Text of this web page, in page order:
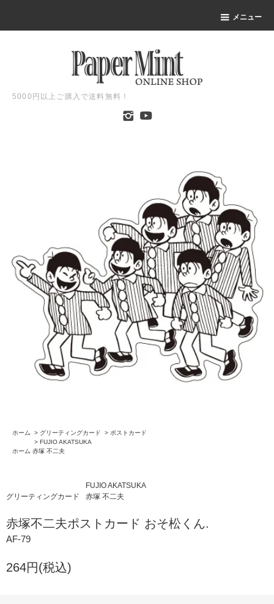
メニュー
5000円以上ご購入で送料無料！
ホーム > グリーティングカード > ポストカード
ホーム
> FUJIO AKATSUKA
赤塚 不二夫
グリーティングカード
FUJIO AKATSUKA
赤塚 不二夫
赤塚不二夫ポストカード おそ松くん.
AF-79
264円(税込)